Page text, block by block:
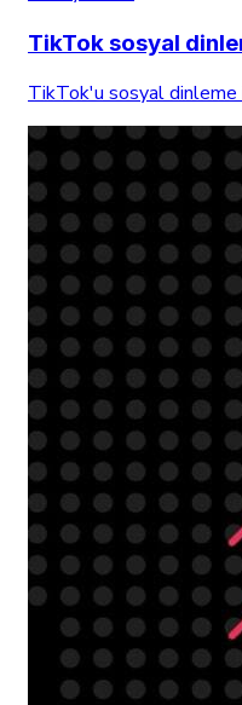
TikTok sosyal
TikTok'u sosyal dinleme